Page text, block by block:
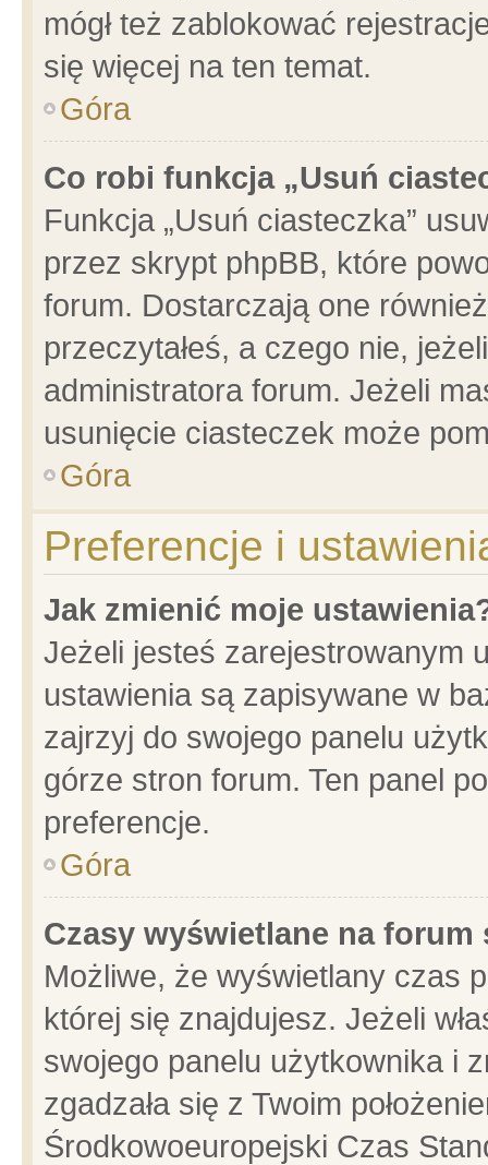
mógł też zablokować
się więcej na ten temat.
Góra
Co robi funkcja „Usuń
Funkcja „Usuń ciasteczka”
przez skrypt phpBB, które
forum. Dostarczają one
przeczytałeś, a czego nie,
administratora forum. Jeżeli
usunięcie ciasteczek może
Góra
Preferencje i
Jak zmienić moje
Jeżeli jesteś zarejestrowanym
ustawienia są zapisywane w
zajrzyj do swojego panelu
górze stron forum. Ten panel
preferencje.
Góra
Czasy wyświetlane na forum
Możliwe, że wyświetlany czas
której się znajdujesz. Jeżeli
swojego panelu użytkownika i
zgadzała się z Twoim
Środkowoeuropejski Czas